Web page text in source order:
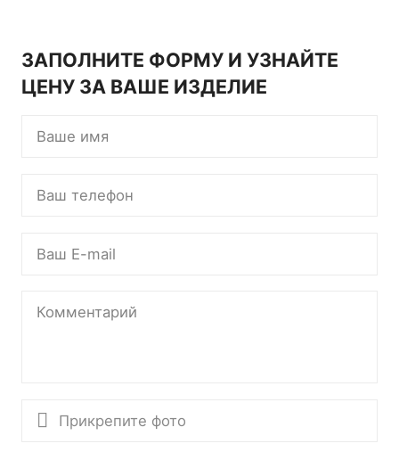
ЗАПОЛНИТЕ ФОРМУ И УЗНАЙТЕ
ЦЕНУ ЗА ВАШЕ ИЗДЕЛИЕ
Прикрепите фото